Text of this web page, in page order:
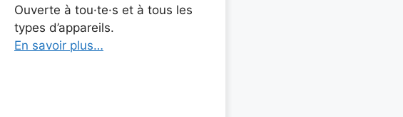
Ouverte à tou·te·s et à tous les
types d’appareils.
En savoir plus…